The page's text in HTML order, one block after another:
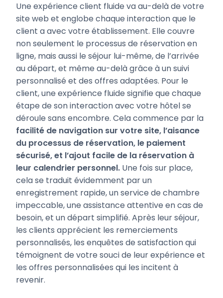
Une expérience client fluide va au-delà de votre
site web et englobe chaque interaction que le
client a avec votre établissement. Elle couvre
non seulement le processus de réservation en
ligne, mais aussi le séjour lui-même, de l’arrivée
au départ, et même au-delà grâce à un suivi
personnalisé et des offres adaptées. Pour le
client, une expérience fluide signifie que chaque
étape de son interaction avec votre hôtel se
déroule sans encombre. Cela commence par la
facilité de navigation sur votre site, l’aisance
du processus de réservation, le paiement
sécurisé, et l’ajout facile de la réservation à
leur calendrier personnel. Une fois sur place,
cela se traduit évidemment par un
enregistrement rapide, un service de chambre
impeccable, une assistance attentive en cas de
besoin, et un départ simplifié. Après leur séjour,
les clients apprécient les remerciements
personnalisés, les enquêtes de satisfaction qui
témoignent de votre souci de leur expérience et
les offres personnalisées qui les incitent à
revenir.